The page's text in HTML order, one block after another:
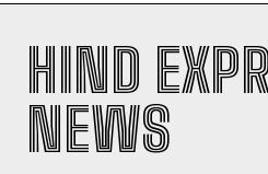
HIND
NEWS